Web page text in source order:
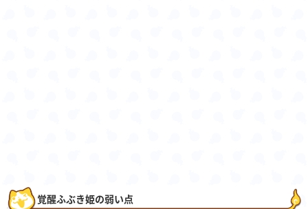
覚醒ふぶき姫の弱い点